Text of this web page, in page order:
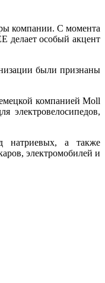
компании. С момента
делает особый акцент
были признаны
компанией Moll
электровелосипедов,
натриевых, а также
электромобилей и